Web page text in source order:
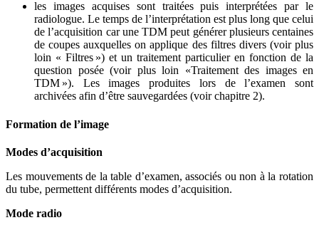
les images acquises sont traitées puis interprétées par le
radiologue. Le temps de l’interprétation est plus long que celui
de l’acquisition car une TDM peut générer plusieurs centaines
de coupes auxquelles on applique des filtres divers (voir plus
loin « Filtres ») et un traitement particulier en fonction de la
question posée (voir plus loin «Traitement des images en
TDM »). Les images produites lors de l’examen sont
archivées afin d’être sauvegardées (voir chapitre 2).
Formation de l’image
Modes d’acquisition
Les mouvements de la table d’examen, associés ou non à la rotation
du tube, permettent différents modes d’acquisition.
Mode radio